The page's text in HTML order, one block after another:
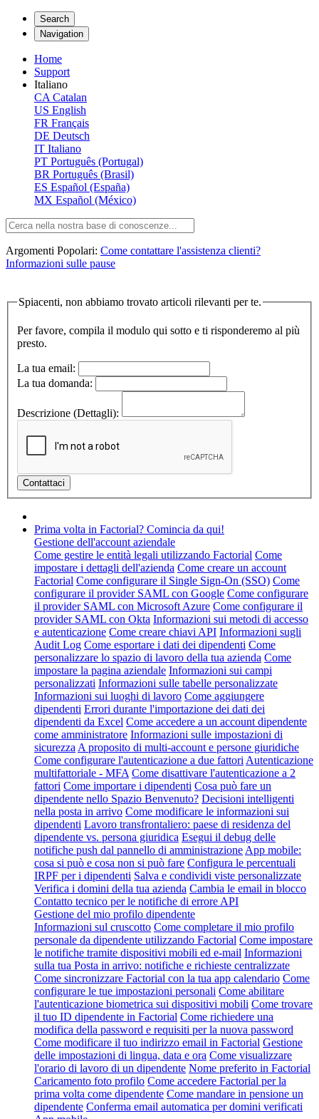
Search
Navigation
Home
Support
Italiano
CA Catalan
US English
FR Français
DE Deutsch
IT Italiano
PT Português (Portugal)
BR Português (Brasil)
ES Español (España)
MX Español (México)
Argomenti Popolari: Come contattare l'assistenza clienti?
Informazioni sulle pause
Spiacenti, non abbiamo trovato articoli rilevanti per te.
Per favore, compila il modulo qui sotto e ti risponderemo al più
presto.
La tua email:
La tua domanda:
Descrizione (Dettagli):
Prima volta in Factorial? Comincia da qui!
Gestione dell'account aziendale
Come gestire le entità legali utilizzando Factorial Come
impostare i dettagli dell'azienda Come creare un account
Factorial Come configurare il Single Sign-On (SSO) Come
configurare il provider SAML con Google Come configurare
il provider SAML con Microsoft Azure Come configurare il
provider SAML con Okta Informazioni sui metodi di accesso
e autenticazione Come creare chiavi API Informazioni sugli
Audit Log Come esportare i dati dei dipendenti Come
personalizzare lo spazio di lavoro della tua azienda Come
impostare la pagina aziendale Informazioni sui campi
personalizzati Informazioni sulle tabelle personalizzate
Informazioni sui luoghi di lavoro Come aggiungere
dipendenti Errori durante l'importazione dei dati dei
dipendenti da Excel Come accedere a un account dipendente
come amministratore Informazioni sulle impostazioni di
sicurezza A proposito di multi-account e persone giuridiche
Come configurare l'autenticazione a due fattori Autenticazione
multifattoriale - MFA Come disattivare l'autenticazione a 2
fattori Come importare i dipendenti Cosa può fare un
dipendente nello Spazio Benvenuto? Decisioni intelligenti
nella posta in arrivo Come modificare le informazioni sui
dipendenti Lavoro transfrontaliero: paese di residenza del
dipendente vs. persona giuridica Esegui il debug delle
notifiche push dal pannello di amministrazione App mobile:
cosa si può e cosa non si può fare Configura le percentuali
IRPF per i dipendenti Salva e condividi viste personalizzate
Verifica i domini della tua azienda Cambia le email in blocco
Contatto tecnico per le notifiche di errore API
Gestione del mio profilo dipendente
Informazioni sul cruscotto Come completare il mio profilo
personale da dipendente utilizzando Factorial Come impostare
le notifiche tramite dispositivi mobili ed e-mail Informazioni
sulla tua Posta in arrivo: notifiche e richieste centralizzate
Come sincronizzare Factorial con la tua app calendario Come
configurare le tue impostazioni personali Come abilitare
l'autenticazione biometrica sui dispositivi mobili Come trovare
il tuo ID dipendente in Factorial Come richiedere una
modifica della password e requisiti per la nuova password
Come modificare il tuo indirizzo email in Factorial Gestione
delle impostazioni di lingua, data e ora Come visualizzare
l'orario di lavoro di un dipendente Nome preferito in Factorial
Caricamento foto profilo Come accedere Factorial per la
prima volta come dipendente Come mandare in pensione un
dipendente Conferma email automatica per domini verificati